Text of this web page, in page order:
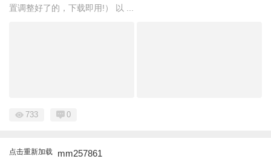
置调整好了的，下载即用!） 以 ...
733 0
点击重新加载 mm257861